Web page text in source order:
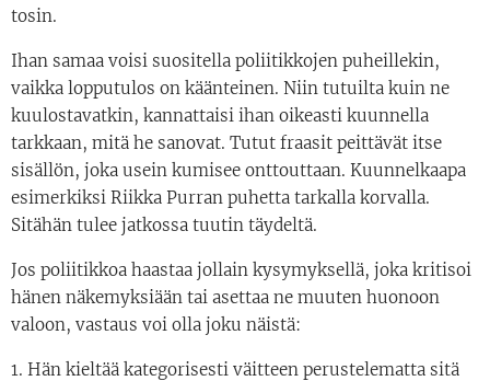
tosin.
Ihan samaa voisi suositella poliitikkojen puheillekin,
vaikka lopputulos on käänteinen. Niin tutuilta kuin ne
kuulostavatkin, kannattaisi ihan oikeasti kuunnella
tarkkaan, mitä he sanovat. Tutut fraasit peittävät itse
sisällön, joka usein kumisee onttouttaan. Kuunnelkaapa
esimerkiksi Riikka Purran puhetta tarkalla korvalla.
Sitähän tulee jatkossa tuutin täydeltä.
Jos poliitikkoa haastaa jollain kysymyksellä, joka kritisoi
hänen näkemyksiään tai asettaa ne muuten huonoon
valoon, vastaus voi olla joku näistä:
1. Hän kieltää kategorisesti väitteen perustelematta sitä